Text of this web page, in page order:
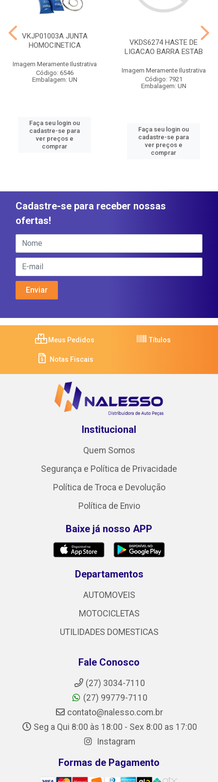
VKJP01003A JUNTA
HOMOCINETICA
Imagem Meramente Ilustrativa
Código: 6546
Embalagem: UN
Faça seu login ou
cadastre-se para
ver preços e
comprar
VKDS6274 HASTE DE
LIGACAO BARRA ESTAB
Imagem Meramente Ilustrativa
Código: 7921
Embalagem: UN
Faça seu login ou
cadastre-se para
ver preços e
comprar
Cadastre-se para receber nossas
ofertas!
Meus Pedidos Títulos
Notas Fiscais
Institucional
Quem Somos
Segurança e Política de Privacidade
Política de Troca e Devolução
Política de Envio
Baixe já nosso APP
Departamentos
AUTOMOVEIS
MOTOCICLETAS
UTILIDADES DOMESTICAS
Fale Conosco
(27) 3034-7110
(27) 99779-7110
contato@nalesso.com.br
Seg a Qui 8:00 às 18:00 - Sex 8:00 as 17:00
Instagram
Formas de Pagamento